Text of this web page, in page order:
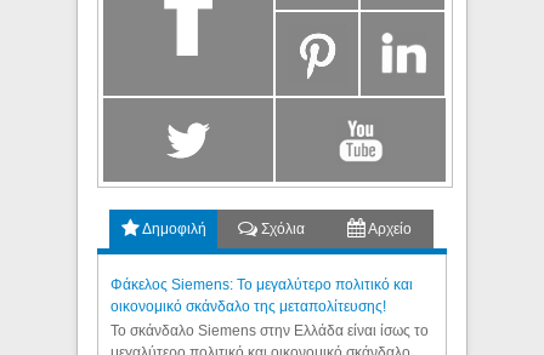
Δημοφιλή Σχόλια Αρχείο
Φάκελος Siemens: Το μεγαλύτερο πολιτικό και
οικονομικό σκάνδαλο της μεταπολίτευσης!
Το σκάνδαλο Siemens στην Ελλάδα είναι ίσως το